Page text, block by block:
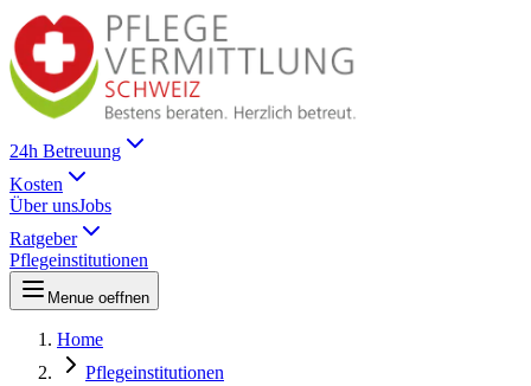
24h Betreuung
Kosten
Über unsJobs
Ratgeber
Pflegeinstitutionen
Menue oeffnen
Home
Pflegeinstitutionen